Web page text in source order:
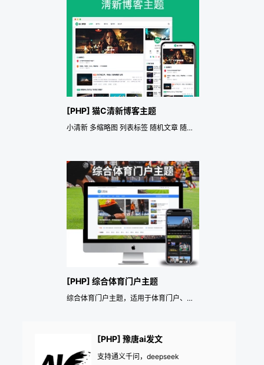
[PHP] 猫C清新博客主题
小清新 多缩略图 列表标签 随机文章 随机标签 SEO 点赞 搜索伪静态 多模块 赞赏 YIA 资讯
[PHP] 综合体育门户主题
综合体育门户主题，适用于体育门户、体育资讯、体育新闻、体育CMS、体育自媒体、体育博客、体育媒体、体育网站、体育视频、体育图集、体育赛事、足球网站、篮球网站、NBA、CBA、英超、西甲、意甲、德甲、法甲、欧冠、世界杯、欧洲杯、网球、电竞等各类体育站点。内置SEO优化、响应式布局、暗黑模式、AJAX无刷新加载、专题聚合、标签聚合、视频播放、图集展示、轮播推荐、懒加载、缩略图裁剪、多广告位等功能，适合搭建综合体育门户、体育资讯平台、赛事资讯站、体育视频站、体育自媒体及体育内容管理网站。
[PHP] 豫唐ai发文
支持通义千问，deepseek